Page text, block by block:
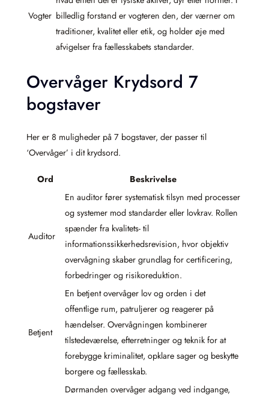
Vogter billedlig forstand er vogteren den, der værner om
traditioner, kvalitet eller etik, og holder øje med
afvigelser fra fællesskabets standarder.
Overvåger Krydsord 7
bogstaver
Her er 8 muligheder på 7 bogstaver, der passer til
‘Overvåger’ i dit krydsord.
Ord Beskrivelse
Auditor
En auditor fører systematisk tilsyn med processer
og systemer mod standarder eller lovkrav. Rollen
spænder fra kvalitets- til
informationssikkerhedsrevision, hvor objektiv
overvågning skaber grundlag for certificering,
forbedringer og risikoreduktion.
Betjent
En betjent overvåger lov og orden i det
offentlige rum, patruljerer og reagerer på
hændelser. Overvågningen kombinerer
tilstedeværelse, efterretninger og teknik for at
forebygge kriminalitet, opklare sager og beskytte
borgere og fællesskab.
Dørmanden overvåger adgang ved indgange,